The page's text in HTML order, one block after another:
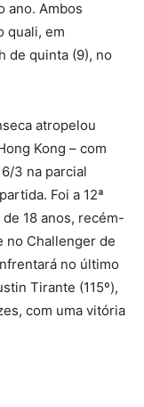
ano. Ambos
quali, em
de quinta (9), no
atropelou
Kong – com
3 na parcial
Foi a 12ª
18 anos, recém-
no Challenger de
no último
Tirante (115º),
com uma vitória